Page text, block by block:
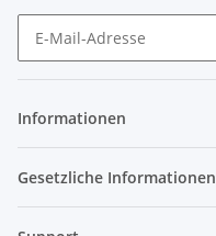
Informationen
Gesetzliche Informationen